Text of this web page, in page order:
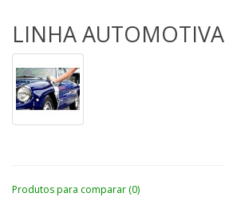
LINHA AUTOMOTIVA
Produtos para comparar (0)